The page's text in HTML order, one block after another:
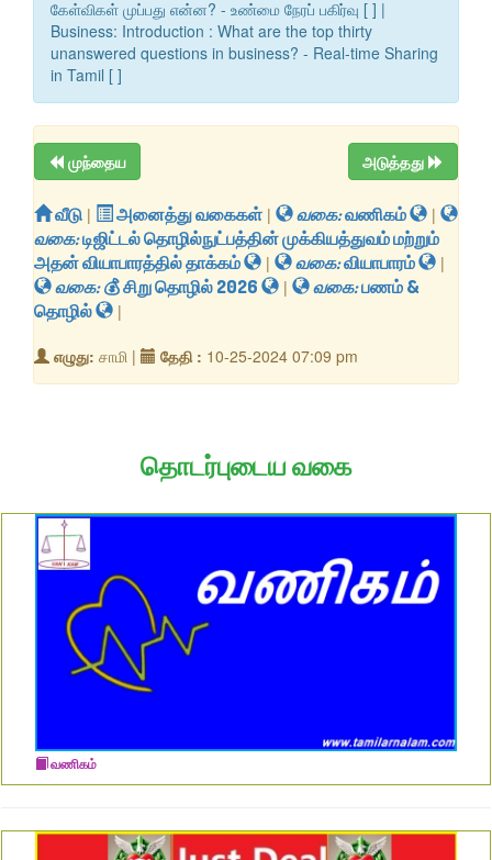
கேள்விகள் முப்பது என்ன? - உண்மை நேரப் பகிர்வு [ ] |
Business: Introduction : What are the top thirty
unanswered questions in business? - Real-time Sharing
in Tamil [ ]
முந்தைய அடுத்தது
வீடு | அனைத்து வகைகள் | வகை:வணிகம்
|
வகை:டிஜிட்டல் தொழில்நுட்பத்தின் முக்கியத்துவம் மற்றும்
அதன் வியாபாரத்தில் தாக்கம்
| வகை:வியாபாரம்
|
வகை:​💰 சிறு தொழில் 2026 | வகை:பணம் &
தொழில்
|
எழுது: சாமி | தேதி : 10-25-2024 07:09 pm
தொடர்புடைய வகை
வணிகம்